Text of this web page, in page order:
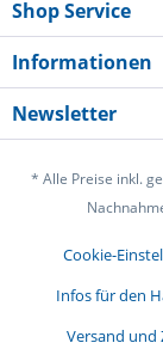
Shop Service
Informationen
Newsletter
* Alle Preise inkl.
Cookie-
Infos für den
Versand und